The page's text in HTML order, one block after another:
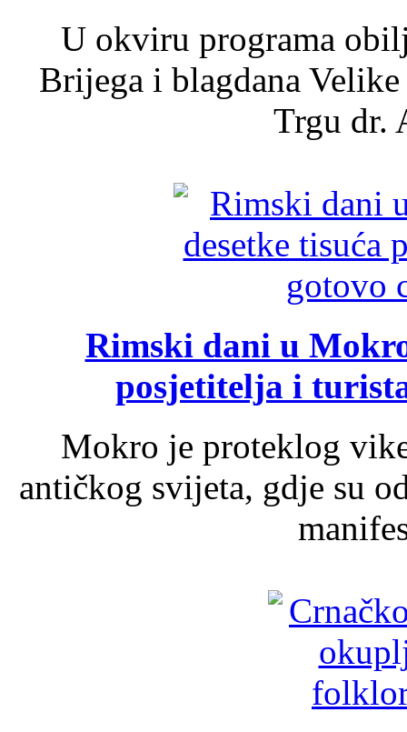
U okviru programa
Brijega i blagdana
Trgu dr.
Rimski dani u
posjetitelja i
Mokro je proteklog
antičkog svijeta, gdje su